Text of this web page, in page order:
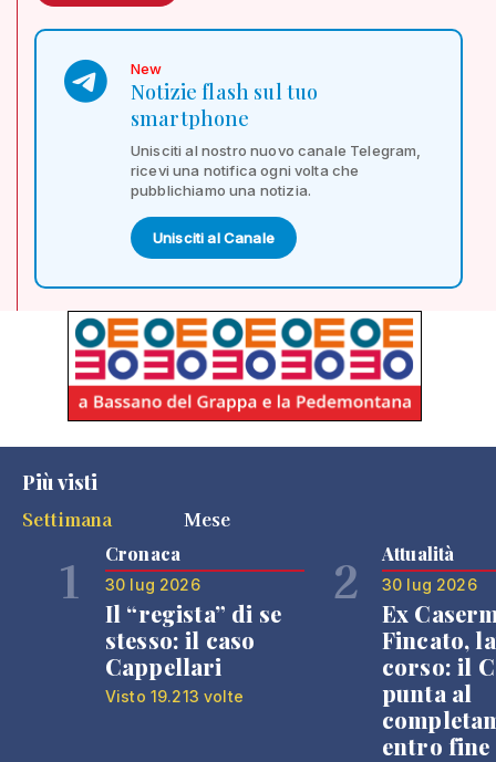
New
Notizie flash sul tuo
smartphone
Unisciti al nostro nuovo canale Telegram,
ricevi una notifica ogni volta che
pubblichiamo una notizia.
Unisciti al Canale
Più visti
Settimana
Mese
1 Cronaca
30 lug 2026
Il “regista” di se
stesso: il caso
Cappellari
Visto 19.213 volte
2 Attualità
30 lug 2026
Ex
Fincato,
corso: il
punta al
entro fine